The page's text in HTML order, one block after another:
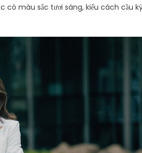
màu sắc tươi sáng, kiểu cách cầu